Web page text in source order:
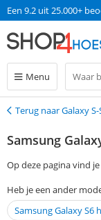
Een 9.2 uit 25.000+
Menu
Terug
Terug naar Galaxy S-
Samsung
Op deze pagina vind
snel mogelijk tot jouw
kun je ons bellen op
Heb je een ander
Samsung Galaxy S6